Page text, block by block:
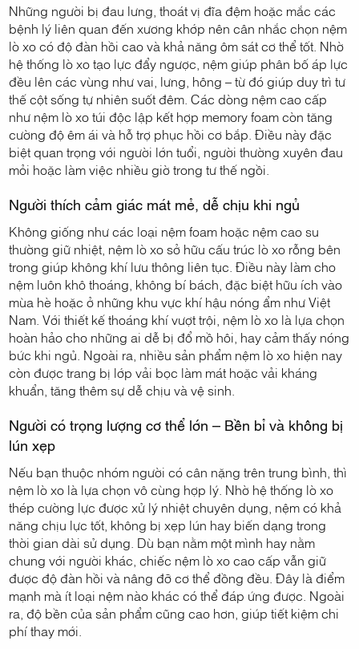
Những người bị đau lưng, thoát vị đĩa đệm hoặc mắc các
bệnh lý liên quan đến xương khớp nên cân nhắc chọn nệm
lò xo có độ đàn hồi cao và khả năng ôm sát cơ thể tốt. Nhờ
hệ thống lò xo tạo lực đẩy ngược, nệm giúp phân bố áp lực
đều lên các vùng như vai, lưng, hông – từ đó giúp duy trì tư
thế cột sống tự nhiên suốt đêm. Các dòng nệm cao cấp
như nệm lò xo túi độc lập kết hợp memory foam còn tăng
cường độ êm ái và hỗ trợ phục hồi cơ bắp. Điều này đặc
biệt quan trọng với người lớn tuổi, người thường xuyên đau
mỏi hoặc làm việc nhiều giờ trong tư thế ngồi.
Người thích cảm giác mát mẻ, dễ chịu khi ngủ
Không giống như các loại nệm foam hoặc nệm cao su
thường giữ nhiệt, nệm lò xo sở hữu cấu trúc lò xo rỗng bên
trong giúp không khí lưu thông liên tục. Điều này làm cho
nệm luôn khô thoáng, không bí bách, đặc biệt hữu ích vào
mùa hè hoặc ở những khu vực khí hậu nóng ẩm như Việt
Nam. Với thiết kế thoáng khí vượt trội, nệm lò xo là lựa chọn
hoàn hảo cho những ai dễ bị đổ mồ hôi, hay cảm thấy nóng
bức khi ngủ. Ngoài ra, nhiều sản phẩm nệm lò xo hiện nay
còn được trang bị lớp vải bọc làm mát hoặc vải kháng
khuẩn, tăng thêm sự dễ chịu và vệ sinh.
Người có trọng lượng cơ thể lớn – Bền bỉ và không bị
lún xẹp
Nếu bạn thuộc nhóm người có cân nặng trên trung bình, thì
nệm lò xo là lựa chọn vô cùng hợp lý. Nhờ hệ thống lò xo
thép cường lực được xử lý nhiệt chuyên dụng, nệm có khả
năng chịu lực tốt, không bị xẹp lún hay biến dạng trong
thời gian dài sử dụng. Dù bạn nằm một mình hay nằm
chung với người khác, chiếc nệm lò xo cao cấp vẫn giữ
được độ đàn hồi và nâng đỡ cơ thể đồng đều. Đây là điểm
mạnh mà ít loại nệm nào khác có thể đáp ứng được. Ngoài
ra, độ bền của sản phẩm cũng cao hơn, giúp tiết kiệm chi
phí thay mới.